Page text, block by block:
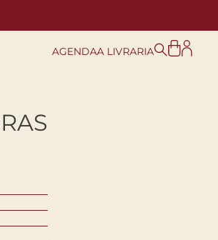
AGENDAA LIVRARIA